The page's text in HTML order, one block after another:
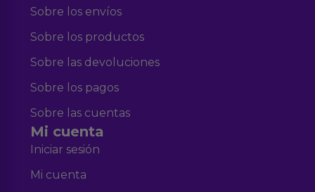
Sobre los envíos
Sobre los productos
Sobre las devoluciones
Sobre los pagos
Sobre las cuentas
Mi cuenta
Iniciar sesión
Mi cuenta